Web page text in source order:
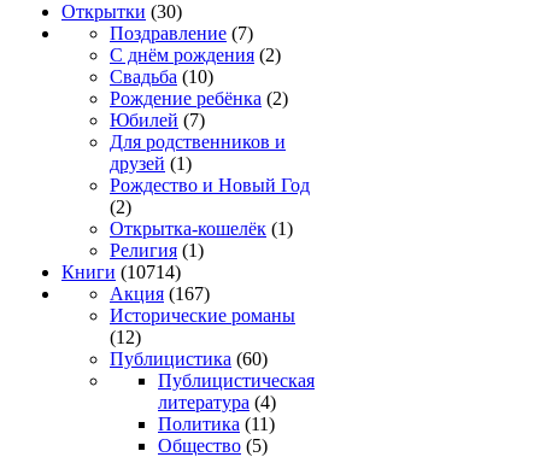
Открытки (30)
Поздравление (7)
С днём рождения (2)
Свадьба (10)
Рождение ребёнка (2)
Юбилей (7)
Для родственников и
друзей (1)
Рождество и Новый Год
(2)
Открытка-кошелёк (1)
Религия (1)
Книги (10714)
Акция (167)
Исторические романы
(12)
Публицистика (60)
Публицистическая
литература (4)
Политика (11)
Общество (5)